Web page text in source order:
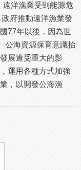
遠洋漁業受到能源危
府推動遠洋漁業發
77年以後，因為世
公海資源保育意識抬
展遭受重大的影
運用各種方式加強
，以開發公海漁